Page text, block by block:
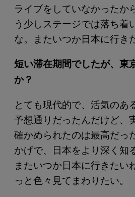
ライブをしていなかったか
う少しステージでは落ち着
な。またいつか日本に行き
短い滞在期間でしたが、東
か？
とても現代的で、活気のあ
予想通りだったんだけど、
確かめられたのは最高だっ
かげで、日本をより深く知
またいつか日本に行きたい
っと色々見てまわりたい。